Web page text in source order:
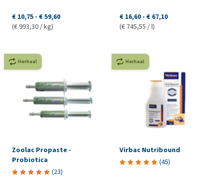
€ 10,75 - € 59,60
(€ 993,30 / kg)
€ 16,60 - € 67,10
(€ 745,55 / l)
Herhaal
Zoolac Propaste -
Probiotica
(23)
Herhaal
Virbac Nutribound
(45)